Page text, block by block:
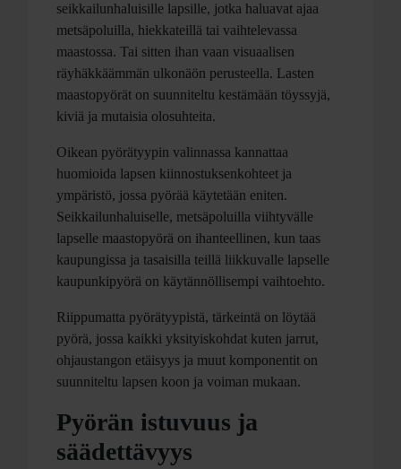
seikkailunhaluisille lapsille, jotka haluavat ajaa
metsäpoluilla, hiekkateillä tai vaihtelevassa
maastossa. Tai sitten ihan vaan visuaalisen
räyhäkkäämmän ulkonäön perusteella. Lasten
maastopyörät on suunniteltu kestämään töyssyjä,
kiviä ja mutaisia olosuhteita.
Oikean pyörätyypin valinnassa kannattaa
huomioida lapsen kiinnostuksenkohteet ja
ympäristö, jossa pyörää käytetään eniten.
Seikkailunhaluiselle, metsäpoluilla viihtyvälle
lapselle maastopyörä on ihanteellinen, kun taas
kaupungissa ja tasaisilla teillä liikkuvalle lapselle
kaupunkipyörä on käytännöllisempi vaihtoehto.
Riippumatta pyörätyypistä, tärkeintä on löytää
pyörä, jossa kaikki yksityiskohdat kuten jarrut,
ohjaustangon etäisyys ja muut komponentit on
suunniteltu lapsen koon ja voiman mukaan.
Pyörän istuvuus ja
säädettävyys